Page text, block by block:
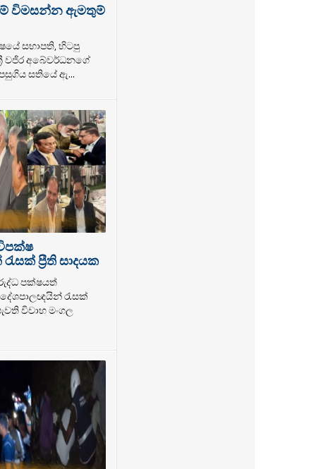
විමසන්න ඇමතුම්
සභාපති, හිටපු
වජිර අබේවර්ධනගේ
සතියේ ඇ...
ප්‍රීති සාදයක
පක්ෂයත්
රැසක්
විවාහ මංගල